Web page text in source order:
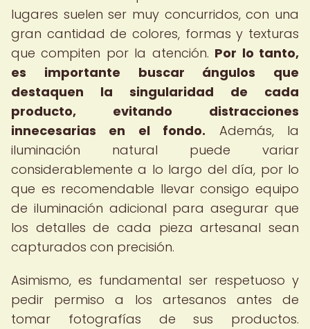
lugares suelen ser muy concurridos, con una
gran cantidad de colores, formas y texturas
que compiten por la atención. Por lo tanto,
es importante buscar ángulos que
destaquen la singularidad de cada
producto, evitando distracciones
innecesarias en el fondo. Además, la
iluminación natural puede variar
considerablemente a lo largo del día, por lo
que es recomendable llevar consigo equipo
de iluminación adicional para asegurar que
los detalles de cada pieza artesanal sean
capturados con precisión.
Asimismo, es fundamental ser respetuoso y
pedir permiso a los artesanos antes de
tomar fotografías de sus productos.